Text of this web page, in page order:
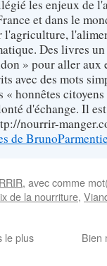
les enjeux de
et dans le
l'agriculture,
Des livres
» pour aller aux
avec des mots
« honnêtes
d'échange. Il
nourrir-
de
, avec comme
de la nourriture,
le plus
Bien